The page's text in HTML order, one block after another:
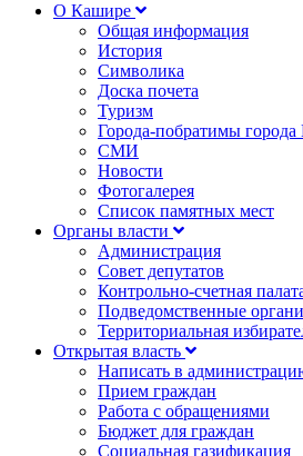
О Кашире
Общая информация
История
Символика
Доска почета
Туризм
Города-побратимы
СМИ
Новости
Фотогалерея
Список памятных мест
Органы власти
Администрация
Совет депутатов
Контрольно-счетная
Подведомственные
Территориальная
Открытая власть
Написать в
Прием граждан
Работа с обращениями
Бюджет для граждан
Социальная газификация